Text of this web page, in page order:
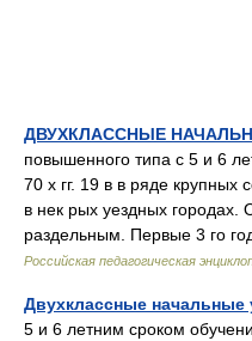
ДВУХКЛАССНЫЕ
повышенного типа с 5 и 6
70 х гг. 19 в в ряде крупных
в нек рых уездных городах.
раздельным. Первые 3 го
Российская педагогическая
Двухклассные начальные
5 и 6 летним сроком